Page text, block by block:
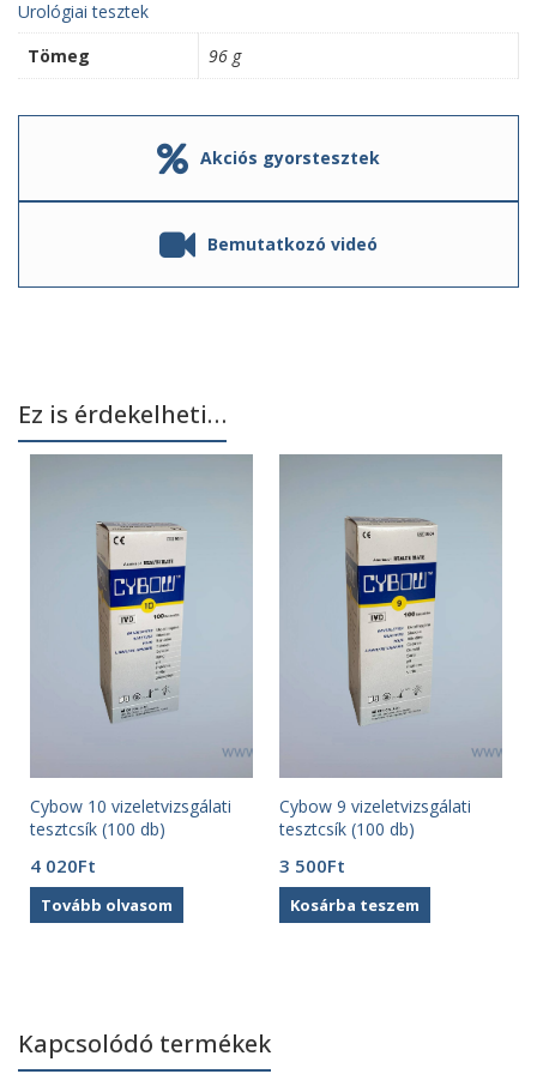
Urológiai tesztek
Tömeg
96 g
Akciós gyorstesztek
Bemutatkozó videó
Ez is érdekelheti…
Cybow 10 vizeletvizsgálati
tesztcsík (100 db)
4 020Ft
Tovább olvasom
Cybow 9 vizeletvizsgálati
tesztcsík (100 db)
3 500Ft
Kosárba teszem
Kapcsolódó termékek